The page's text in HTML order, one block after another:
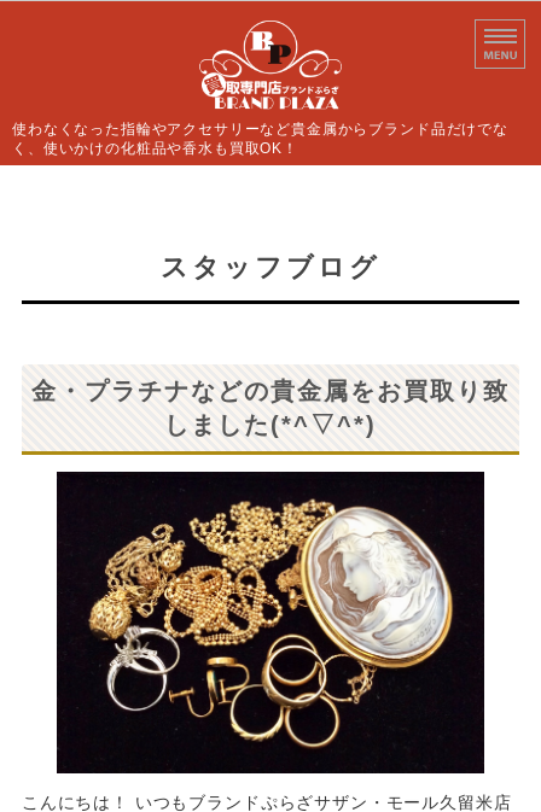
使わなくなった指輪やアクセサリーなど貴金属からブランド品だけでな
く、使いかけの化粧品や香水も買取OK！
よくあるご質問
お問い合わせ
スタッフブログ
金・プラチナなどの貴金属をお買取り致
しました(*^▽^*)
こんにちは！ いつもブランドぷらざサザン・モール久留米店